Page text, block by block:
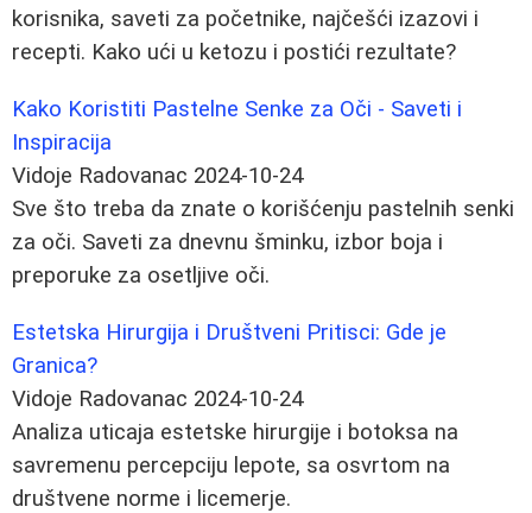
korisnika, saveti za početnike, najčešći izazovi i
recepti. Kako ući u ketozu i postići rezultate?
Kako Koristiti Pastelne Senke za Oči - Saveti i
Inspiracija
Vidoje Radovanac 2024-10-24
Sve što treba da znate o korišćenju pastelnih senki
za oči. Saveti za dnevnu šminku, izbor boja i
preporuke za osetljive oči.
Estetska Hirurgija i Društveni Pritisci: Gde je
Granica?
Vidoje Radovanac 2024-10-24
Analiza uticaja estetske hirurgije i botoksa na
savremenu percepciju lepote, sa osvrtom na
društvene norme i licemerje.